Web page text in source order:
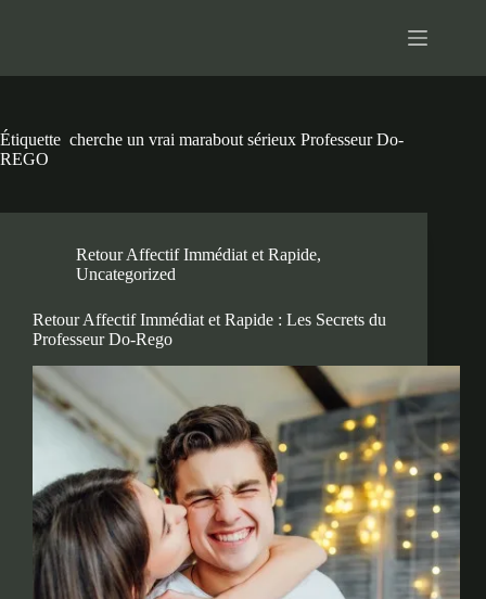
Étiquette cherche un vrai marabout sérieux Professeur Do-
REGO
Retour Affectif Immédiat et Rapide,
Uncategorized
Retour Affectif Immédiat et Rapide : Les Secrets du
Professeur Do-Rego